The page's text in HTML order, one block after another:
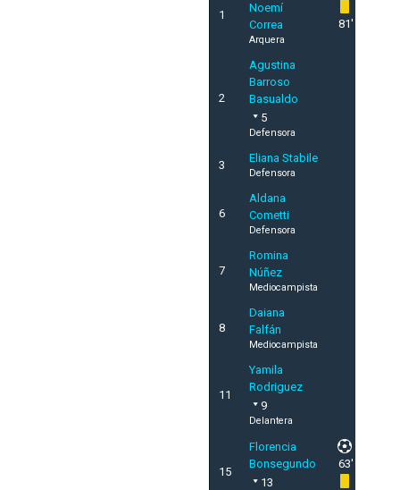
1
Noemí
Correa
Arquera
81'
2
Agustina
Barroso
Basualdo
5
Defensora
3
Eliana Stabile
Defensora
6
Aldana
Cometti
Defensora
7
Romina
Núñez
Mediocampista
8
Daiana
Falfán
Mediocampista
11
Yamila
Rodriguez
9
Delantera
15
Florencia
Bonsegundo
13
63'